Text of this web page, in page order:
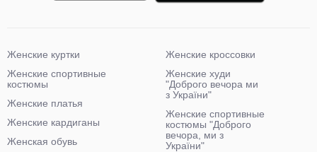
Женские куртки
Женские спортивные
костюмы
Женские платья
Женские кардиганы
Женская обувь
Женские кроссовки
Женские худи
"Доброго вечора ми
з України"
Женские спортивные
костюмы "Доброго
вечора, ми з
України"